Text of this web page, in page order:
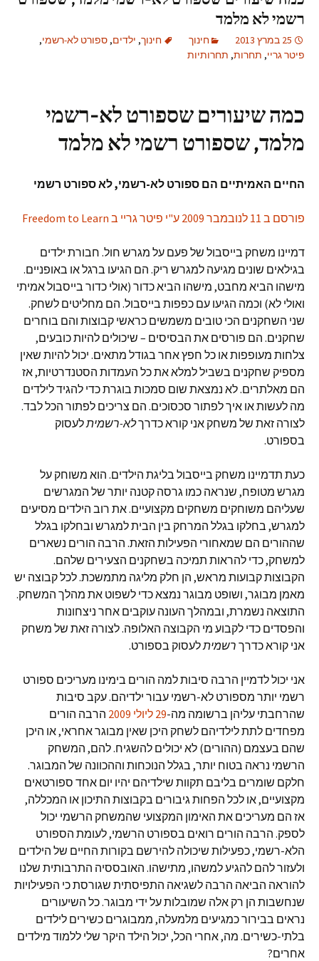
רשמי לא מלמד
25 במרץ 2013 חינוך חינוך, ילדים, ספורט לא-רשמי,
פיטר גריי, תחרות, תחרותיות
כמה שיעורים שספורט לא-רשמי
מלמד, שספורט רשמי לא מלמד
החיים האמיתיים הם ספורט לא-רשמי, לא ספורט רשמי
פורסם ב 11 לנובמבר 2009 ע"י פיטר גריי ב Freedom to Learn
דמיינו משחק בייסבול של פעם על מגרש חול. חבורת ילדים
בגילאים שונים מגיעה למגרש ריק. הם הגיעו ברגל או באופניים.
מישהו הביא מחבט, מישהו הביא כדור (אולי כדור בייסבול אמיתי
ואולי לא) וכמה הגיעו עם כפפות בייסבול. הם מחליטים לשחק.
שני השחקנים הכי טובים משמשים כראשי קבוצות והם בוחרים
שחקנים. הם פורסים את הבסיסים – שיכולים להיות כובעים,
צלחות מעופפות או כל חפץ אחר בגודל מתאים. יכול להיות שאין
מספיק שחקנים בשביל למלא את כל העמדות הסטנדרטיות, אז
הם מאלתרים. לא נמצאת שום סמכות בוגרת כדי להגיד לילדים
מה לעשות או איך לפתור סכסוכים. הם צריכים לפתור הכל לבד.
לצורה זאת של משחק אני קורא כדרךלא-רשמיתלעסוק
בספורט.
כעת תדמיינו משחק בייסבול בליגת הילדים. הוא משוחק על
מגרש מטופח, שנראה כמו גרסה קטנה יותר של המגרשים
שעליהם משוחקים משחקים מקצועיים. את רוב הילדים מסיעים
למגרש, בחלקו בגלל המרחק בין הבית למגרש ובחלקו בגלל
שההורים הם שמאחורי הפעילות הזאת. הרבה הורים נשארים
למשחק, כדי להראות תמיכה בשחקנים הצעירים שלהם.
הקבוצות קבועות מראש, הן חלק מליגה מתמשכת. לכל קבוצה יש
מאמן מבוגר, ושופט מבוגר נמצא כדי לשפוט את מהלך המשחק.
התוצאה נשמרת, ובמהלך העונה עוקבים אחר ניצחונות
והפסדים כדי לקבוע מי הקבוצה האלופה. לצורה זאת של משחק
אני קורא כדרך רשמיתלעסוק בספורט.
אני יכול לדמיין הרבה סיבות למה הורים בימינו מעריכים ספורט
רשמי יותר מספורט לא-רשמי עבור ילדיהם. עקב סיבות
שהרחבתי עליהן ברשומה מה-29 ליולי 2009
הרבה הורים
מפחדים לתת לילדיהם לשחק היכן שאין מבוגר אחראי, או היכן
שהם בעצמם (ההורים) לא יכולים להשגיח. להם, המשחק
הרשמי נראה בטוח יותר, בגלל הנוכחות וההכוונה של המבוגר.
חלקם שומרים בליבם תקוות שילדיהם יהיו יום אחד ספורטאים
מקצועיים, או לכל הפחות גיבורים בקבוצות התיכון או המכללה,
אז הם מעריכים את האימון המקצועי שהמשחק הרשמי יכול
לספק. הרבה הורים רואים בספורט הרשמי, לעומת הספורט
הלא-רשמי, כפעילות שיכולה להירשם בקורות החיים של הילדים
ולעזור להם להגיע למשהו, מתישהו. האובססיה התרבותית שלנו
להוראה הביאה הרבה לשגיאה התפיסתית שגורסת כי הפעילויות
שנחשבות הן רק אלה שמובלות על ידי מבוגר. כל השיעורים
נראים בבירור כמגיעים מלמעלה, ממבוגרים כשירים לילדים
בלתי-כשירים. מה, אחרי הכל, יכול הילד היקר שלי ללמוד מילדים
אחרים?